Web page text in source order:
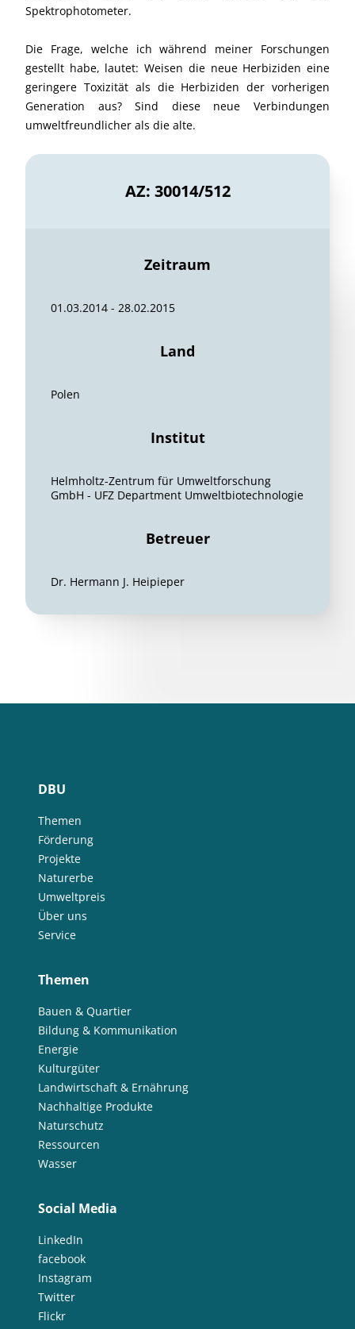
Spektrophotometer.
Die Frage, welche ich während meiner Forschungen
gestellt habe, lautet: Weisen die neue Herbiziden eine
geringere Toxizität als die Herbiziden der vorherigen
Generation aus? Sind diese neue Verbindungen
umweltfreundlicher als die alte.
AZ: 30014/512
Zeitraum
01.03.2014 - 28.02.2015
Land
Polen
Institut
Helmholtz-Zentrum für Umweltforschung
GmbH - UFZ Department Umweltbiotechnologie
Betreuer
Dr. Hermann J. Heipieper
DBU
Themen
Förderung
Projekte
Naturerbe
Umweltpreis
Über uns
Service
Themen
Bauen & Quartier
Bildung & Kommunikation
Energie
Kulturgüter
Landwirtschaft & Ernährung
Nachhaltige Produkte
Naturschutz
Ressourcen
Wasser
Social Media
LinkedIn
facebook
Instagram
Twitter
Flickr